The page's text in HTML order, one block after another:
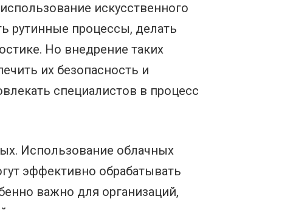
искусственного
рутинные процессы, делать
Но внедрение таких
их безопасность и
специалистов в процесс
Использование облачных
эффективно обрабатывать
важно для организаций,